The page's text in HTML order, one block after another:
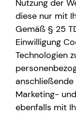
Wissenswertes
Interview
Über mich
Über tecis
Podcast
teamzukunft
Finanzberatung
Altersvorsorge
Investment
Kindervorsorge
Sach- und
Service
Kundenportal
Karriere-Infos
Karrierechancen
Nutzung der
diese nur mit
Gemäß § 25
Einwilligung
Technologien
Marketing-
ebenfalls mit